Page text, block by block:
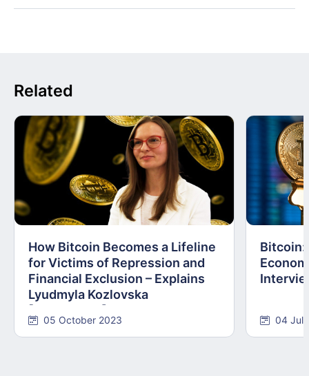
Related
How Bitcoin Becomes a Lifeline
for Victims of Repression and
Financial Exclusion – Explains
Lyudmyla Kozlovska
05 October 2023
Bitcoin:
04